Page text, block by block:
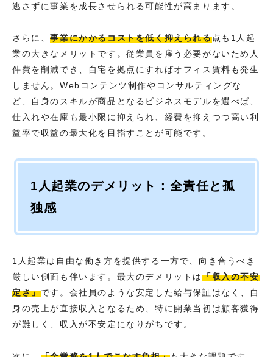
逃さずに事業を成長させられる可能性が高まります。
さらに、事業にかかるコストを低く抑えられる点も1人起
業の大きなメリットです。従業員を雇う必要がないため人
件費を削減でき、自宅を拠点にすればオフィス賃料も発生
しません。Webコンテンツ制作やコンサルティングな
ど、自身のスキルが商品となるビジネスモデルを選べば、
仕入れや在庫も最小限に抑えられ、経費を抑えつつ高い利
益率で収益の最大化を目指すことが可能です。
1人起業のデメリット：全責任と孤
独感
1人起業は自由な働き方を提供する一方で、向き合うべき
厳しい側面も伴います。最大のデメリットは「収入の不安
定さ」です。会社員のような安定した給与保証はなく、自
身の売上が直接収入となるため、特に開業当初は顧客獲得
が難しく、収入が不安定になりがちです。